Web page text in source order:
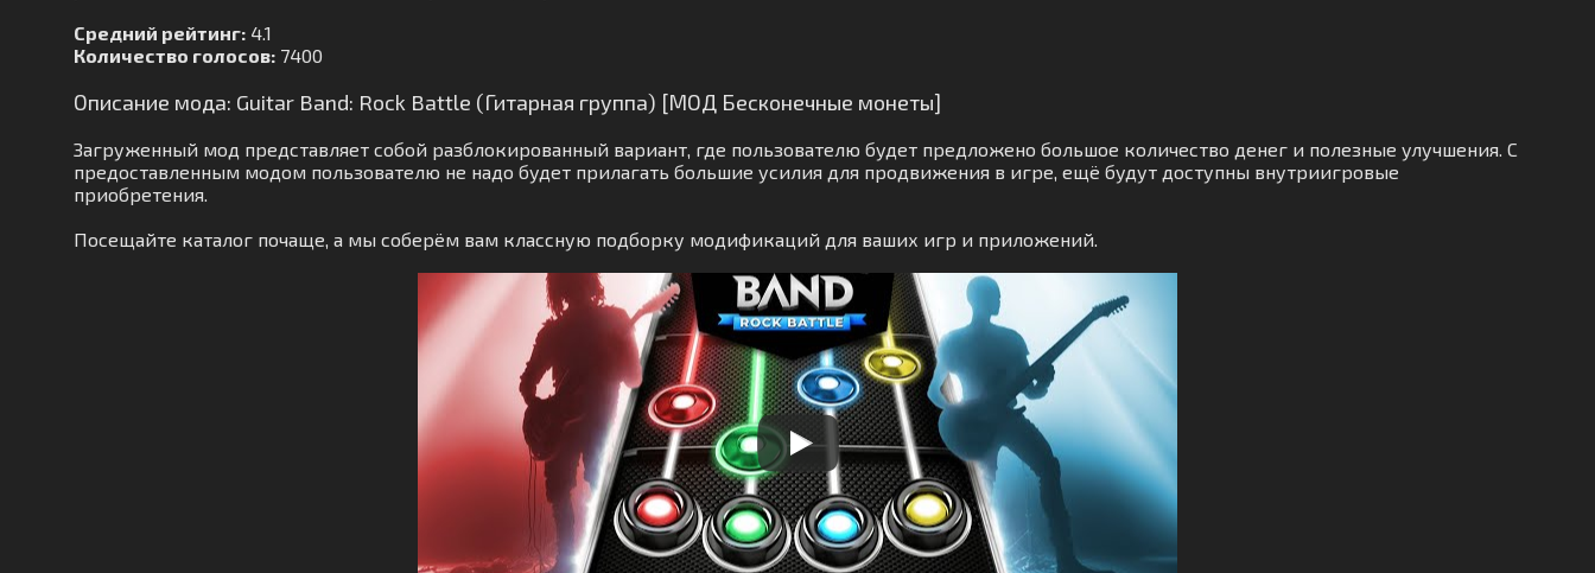
Средний рейтинг: 4.1
Количество голосов: 7400
Описание мода: Guitar Band: Rock Battle (Гитарная группа) [МОД Бесконечные монеты]
Загруженный мод представляет собой разблокированный вариант, где пользователю будет предложено большое количество денег и полезные улучшения. С
предоставленным модом пользователю не надо будет прилагать большие усилия для продвижения в игре, ещё будут доступны внутриигровые
приобретения.
Посещайте каталог почаще, а мы соберём вам классную подборку модификаций для ваших игр и приложений.